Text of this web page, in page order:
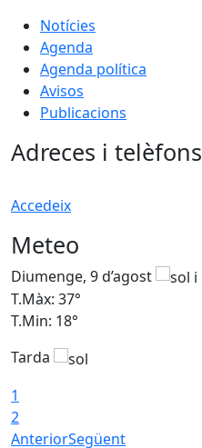
Notícies
Agenda
Agenda política
Avisos
Publicacions
Adreces i telèfons
Accedeix
Meteo
Diumenge, 9 d’agost
T.Màx: 37°
T.Min: 18°
Tarda
1
2
AnteriorSegüent